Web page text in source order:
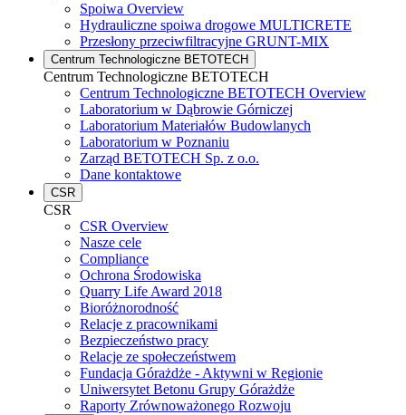
Spoiwa Overview
Hydrauliczne spoiwa drogowe MULTICRETE
Przesłony przeciwfiltracyjne GRUNT-MIX
Centrum Technologiczne BETOTECH
Centrum Technologiczne BETOTECH
Centrum Technologiczne BETOTECH Overview
Laboratorium w Dąbrowie Górniczej
Laboratorium Materiałów Budowlanych
Laboratorium w Poznaniu
Zarząd BETOTECH Sp. z o.o.
Dane kontaktowe
CSR
CSR
CSR Overview
Nasze cele
Compliance
Ochrona Środowiska
Quarry Life Award 2018
Bioróżnorodność
Relacje z pracownikami
Bezpieczeństwo pracy
Relacje ze społeczeństwem
Fundacja Górażdże - Aktywni w Regionie
Uniwersytet Betonu Grupy Górażdże
Raporty Zrównoważonego Rozwoju